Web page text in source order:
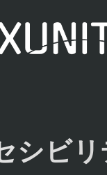
シビ